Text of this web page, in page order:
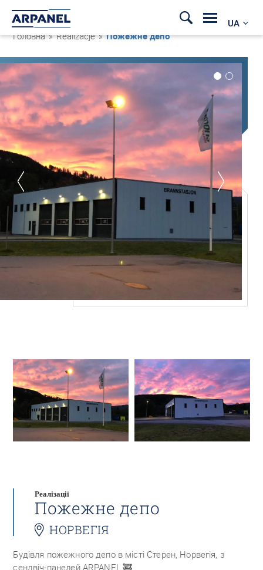
UA
Головна » Realizacje »Пожежне депо
Реалізації
Пожежне депо
НОРВЕГІЯ
Будівля пожежного депо в місті Стерен, Норвегія, з
сендвіч-панелей ARPANEL🚒